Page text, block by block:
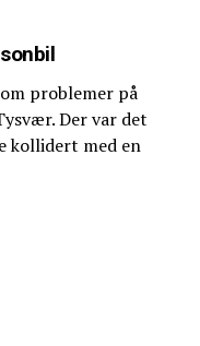
problemer på
Der var det
kollidert med en